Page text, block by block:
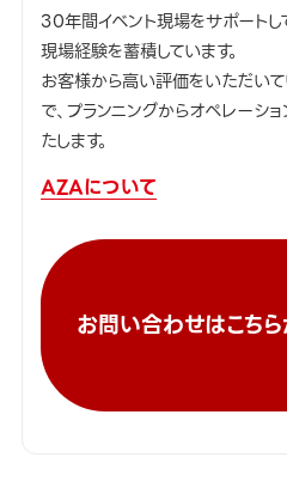
30年間イベント現場をサポート
現場経験を蓄積しています。
お客様から高い評価をいただい
で、プランニングからオペレーシ
たします。
AZAについて
お問い合わせはこちら